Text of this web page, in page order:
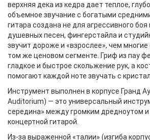
верхняя дека из кедра дает теплое,
объемное звучание с богатыми
гитара создана не для агрессивного
душевных песен, фингерстайла и
звучит дороже и «взрослее», чем
том же ценовом сегменте. Гриф из пау
гладкое и быстрое скольжение рук, а
помогают каждой ноте звучать с
Инструмент выполнен в корпусе Гранд
Auditorium) — это универсальный
середина» между громким дредноутом
концертной гитарой.
Из-за выраженной «талии» (изгиба